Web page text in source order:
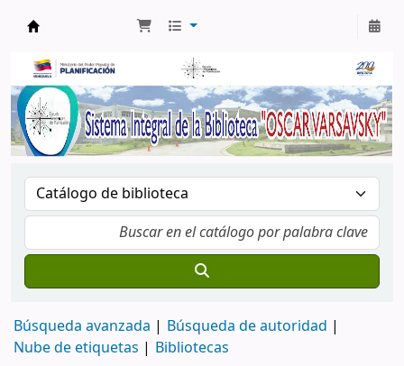
Búsqueda avanzada
Búsqueda de autoridad
Nube de etiquetas
Bibliotecas